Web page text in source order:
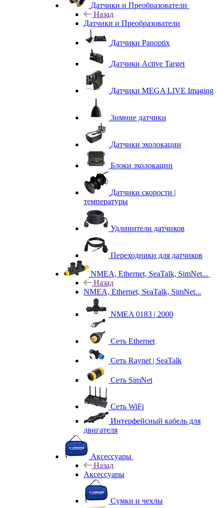
Датчики и Преобразователи
Назад
Датчики и Преобразователи
Датчики Panoptix
Датчики Active Target
Датчики MEGA LIVE Imaging
Зимние датчики
Датчики эхолокации
Блоки эхолокации
Датчики скорости |
температуры
Удлинители датчиков
Переходники для датчиков
NMEA, Ethernet, SeaTalk, SimNet...
Назад
NMEA, Ethernet, SeaTalk, SimNet...
NMEA 0183 | 2000
Сеть Ethernet
Сеть Raynet | SeaTalk
Сеть SimNet
Сеть WiFi
Интерфейсный кабель для
двигателя
Аксессуары
Назад
Аксессуары
Сумки и чехлы